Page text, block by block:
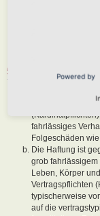
insbesondere die
untersagen oder
5. GEWÄHRLEISTUNG
Der Betreiber
und Gesundheit
fahrlässiges
Folgeschäden
Die Haftung ist
grob
Leben, Körper
Vertragspflichten
typischerweise
auf die
Powered by